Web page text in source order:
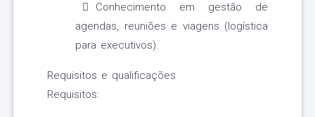
Conhecimento em gestão de
agendas, reuniões e viagens (logística
para executivos).
Requisitos e qualificações
Requisitos: